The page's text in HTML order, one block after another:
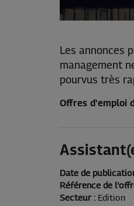
Les annonces
management
pourvus très
Offres d'emploi
Date de
Référence de
Secteur : Edition